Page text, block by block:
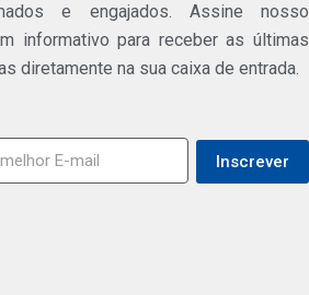
e engajados. Assine nosso
informativo para receber as últimas
diretamente na sua caixa de entrada.
Inscrever